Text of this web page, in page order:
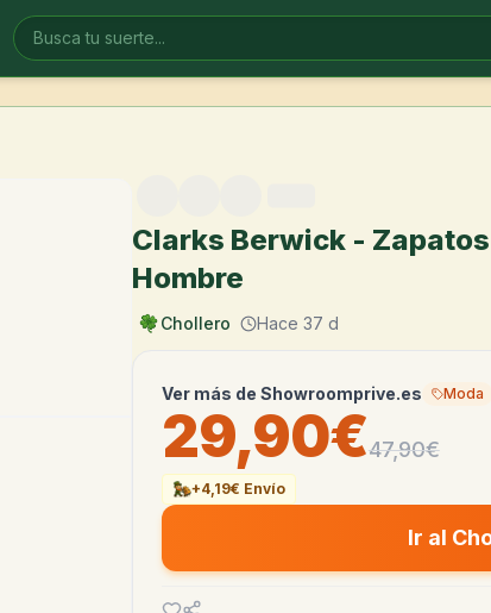
Clarks Berwick -
Hombre
Chollero Hace 37 d
Ver más de Showroomprive.es Moda
29,90€47,90€
+4,19€ Envío
Ir al